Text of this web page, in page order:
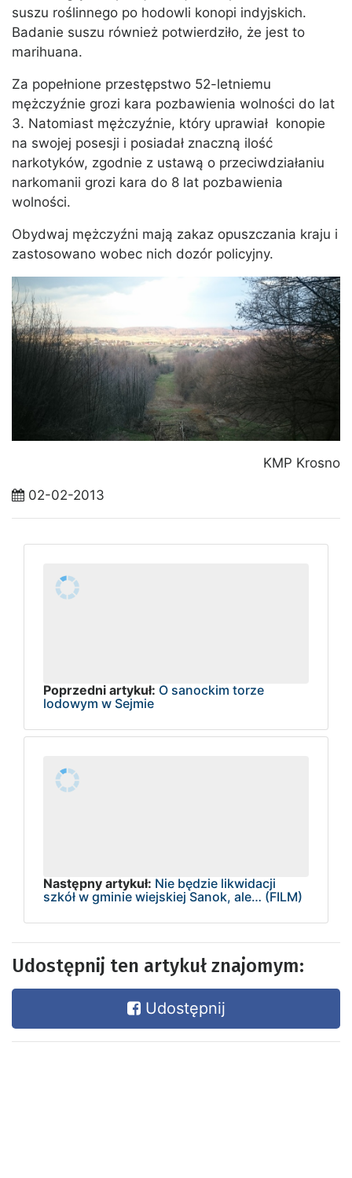
suszu roślinnego po hodowli konopi indyjskich.
Badanie suszu również potwierdziło, że jest to
marihuana.
Za popełnione przestępstwo 52-letniemu
mężczyźnie grozi kara pozbawienia wolności do lat
3. Natomiast mężczyźnie, który uprawiał konopie
na swojej posesji i posiadał znaczną ilość
narkotyków, zgodnie z ustawą o przeciwdziałaniu
narkomanii grozi kara do 8 lat pozbawienia
wolności.
Obydwaj mężczyźni mają zakaz opuszczania kraju i
zastosowano wobec nich dozór policyjny.
KMP Krosno
02-02-2013
Poprzedni artykuł: O sanockim torze
lodowym w Sejmie
Następny artykuł: Nie będzie likwidacji
szkół w gminie wiejskiej Sanok, ale… (FILM)
Udostępnij ten artykuł znajomym:
Udostępnij